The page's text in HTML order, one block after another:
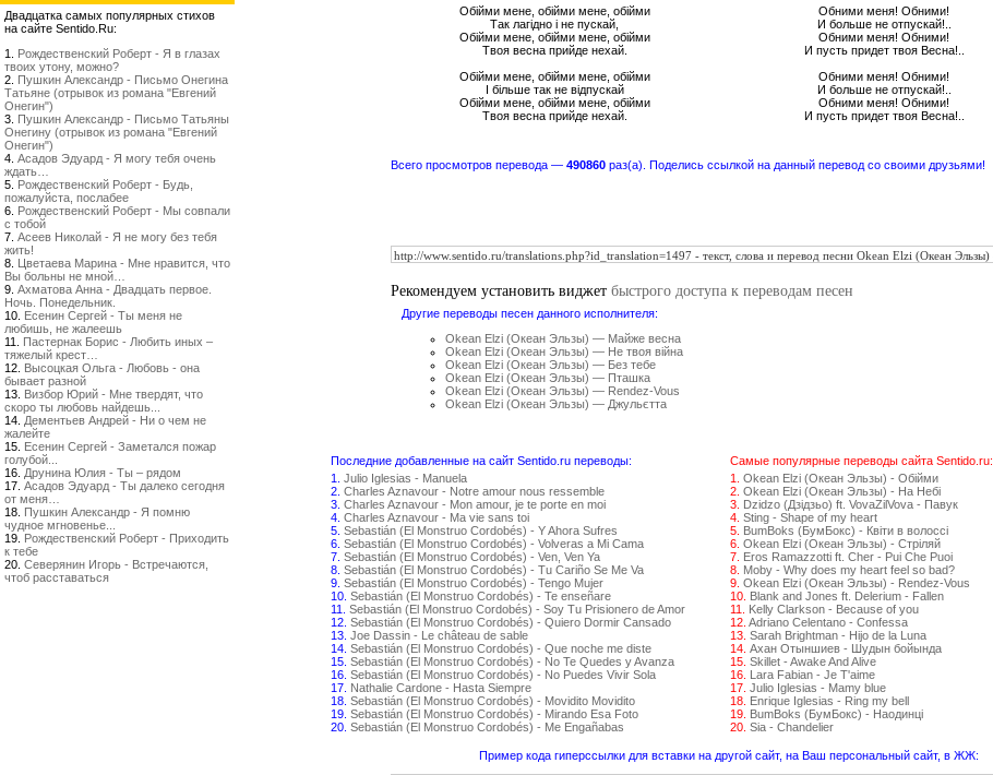
Двадцатка самых популярных стихов
на сайте Sentido.Ru:
1. Рождественский Роберт - Я в глазах
твоих утону, можно?
2. Пушкин Александр - Письмо Онегина
Татьяне (отрывок из романа "Евгений
Онегин")
3. Пушкин Александр - Письмо Татьяны
Онегину (отрывок из романа "Евгений
Онегин")
4. Асадов Эдуард - Я могу тебя очень
ждать…
5. Рождественский Роберт - Будь,
пожалуйста, послабее
6. Рождественский Роберт - Мы совпали
с тобой
7. Асеев Николай - Я не могу без тебя
жить!
8. Цветаева Марина - Мне нравится, что
Вы больны не мной…
9. Ахматова Анна - Двадцать первое.
Ночь. Понедельник.
10. Есенин Сергей - Ты меня не
любишь, не жалеешь
11. Пастернак Борис - Любить иных –
тяжелый крест…
12. Высоцкая Ольга - Любовь - она
бывает разной
13. Визбор Юрий - Мне твердят, что
скоро ты любовь найдешь...
14. Дементьев Андрей - Ни о чем не
жалейте
15. Есенин Сергей - Заметался пожар
голубой...
16. Друнина Юлия - Ты – рядом
17. Асадов Эдуард - Ты далеко сегодня
от меня…
18. Пушкин Александр - Я помню
чудное мгновенье...
19. Рождественский Роберт - Приходить
к тебе
20. Северянин Игорь - Встречаются,
чтоб расставаться
Обійми мене, обійми мене, обійми
Так лагідно і не пускай,
Обійми мене, обійми мене, обійми
Твоя весна прийде нехай.
Обійми мене, обійми мене, обійми
І більше так не відпускай
Обійми мене, обійми мене, обійми
Твоя весна прийде нехай.
Обними меня! Обними!
И больше не отпускай!..
Обними меня! Обними!
И пусть придет твоя Весна!..
Обними меня! Обними!
И больше не отпускай!..
Обними меня! Обними!
И пусть придет твоя Весна!..
Всего просмотров перевода — 490860 раз(а). Поделись ссылкой на данный перевод со своими друзьями!
Рекомендуем установить виджет быстрого доступа к переводам песен
Другие переводы песен данного исполнителя:
Okean Elzi (Океан Эльзы) — Майже весна
Okean Elzi (Океан Эльзы) — Не твоя війна
Okean Elzi (Океан Эльзы) — Без тебе
Okean Elzi (Океан Эльзы) — Пташка
Okean Elzi (Океан Эльзы) — Rendez-Vous
Okean Elzi (Океан Эльзы) — Джульєтта
Последние добавленные на сайт Sentido.ru переводы:
Самые популярные переводы сайта Sentido.ru:
1. Julio Iglesias - Manuela
2. Charles Aznavour - Notre amour nous ressemble
3. Charles Aznavour - Mon amour, je te porte en moi
4. Charles Aznavour - Ma vie sans toi
5. Sebastián (El Monstruo Cordobés) - Y Ahora Sufres
6. Sebastián (El Monstruo Cordobés) - Volveras a Mi Cama
7. Sebastián (El Monstruo Cordobés) - Ven, Ven Ya
8. Sebastián (El Monstruo Cordobés) - Tu Cariño Se Me Va
9. Sebastián (El Monstruo Cordobés) - Tengo Mujer
10. Sebastián (El Monstruo Cordobés) - Te enseñare
11. Sebastián (El Monstruo Cordobés) - Soy Tu Prisionero de Amor
12. Sebastián (El Monstruo Cordobés) - Quiero Dormir Cansado
13. Joe Dassin - Le château de sable
14. Sebastián (El Monstruo Cordobés) - Que noche me diste
15. Sebastián (El Monstruo Cordobés) - No Te Quedes y Avanza
16. Sebastián (El Monstruo Cordobés) - No Puedes Vivir Sola
17. Nathalie Cardone - Hasta Siempre
18. Sebastián (El Monstruo Cordobés) - Movidito Movidito
19. Sebastián (El Monstruo Cordobés) - Mirando Esa Foto
20. Sebastián (El Monstruo Cordobés) - Me Engañabas
1. Okean Elzi (Океан Эльзы) - Обійми
2. Okean Elzi (Океан Эльзы) - На Небі
3. Dzidzo (Дзідзьо) ft. VovaZilVova - Павук
4. Sting - Shape of my heart
5. BumBoks (БумБокс) - Квіти в волоссі
6. Okean Elzi (Океан Эльзы) - Стрiляй
7. Eros Ramazzotti ft. Cher - Pui Che Puoi
8. Moby - Why does my heart feel so bad?
9. Okean Elzi (Океан Эльзы) - Rendez-Vous
10. Blank and Jones ft. Delerium - Fallen
11. Kelly Clarkson - Because of you
12. Adriano Celentano - Confessa
13. Sarah Brightman - Hijo de la Luna
14. Ахан Отыншиев - Шудын бойында
15. Skillet - Awake And Alive
16. Lara Fabian - Je T'aime
17. Julio Iglesias - Mamy blue
18. Enrique Iglesias - Ring my bell
19. BumBoks (БумБокс) - Наодинці
20. Sia - Chandelier
Пример кода гиперссылки для вставки на другой сайт, на Ваш персональный сайт, в ЖЖ: